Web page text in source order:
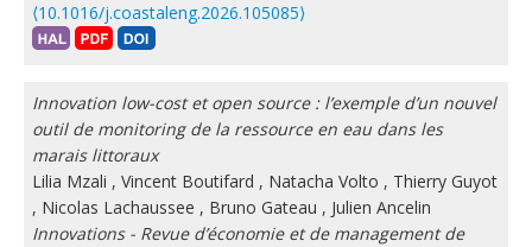
⟨10.1016/j.coastaleng.2026.105085⟩
Innovation low-cost et open source : l’exemple d’un nouvel
outil de monitoring de la ressource en eau dans les
marais littoraux
Lilia Mzali , Vincent Boutifard , Natacha Volto , Thierry Guyot
, Nicolas Lachaussee , Bruno Gateau , Julien Ancelin
Innovations - Revue d’économie et de management de